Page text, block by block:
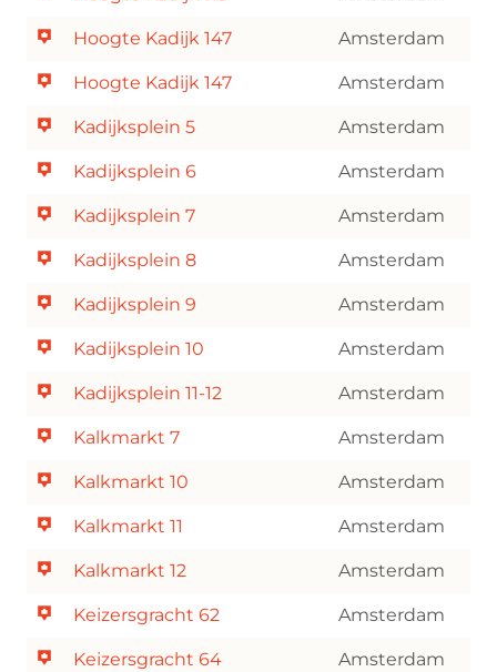
Hoogte Kadijk 147 Amsterdam
Hoogte Kadijk 147 Amsterdam
Kadijksplein 5 Amsterdam
Kadijksplein 6 Amsterdam
Kadijksplein 7 Amsterdam
Kadijksplein 8 Amsterdam
Kadijksplein 9 Amsterdam
Kadijksplein 10 Amsterdam
Kadijksplein 11-12 Amsterdam
Kalkmarkt 7 Amsterdam
Kalkmarkt 10 Amsterdam
Kalkmarkt 11 Amsterdam
Kalkmarkt 12 Amsterdam
Keizersgracht 62 Amsterdam
Keizersgracht 64 Amsterdam